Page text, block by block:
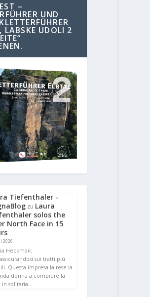
–
UND
LABSKE UDOLI 2
Tiefenthaler -
zu Laura
solos the
North Face in 15
2026
Heckmair,
sui tratti più
Questa impresa la rese la
donna a compiere la
in solitaria…